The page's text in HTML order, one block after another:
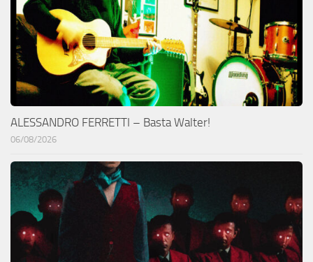
ALESSANDRO FERRETTI – Basta Walter!
06/08/2026